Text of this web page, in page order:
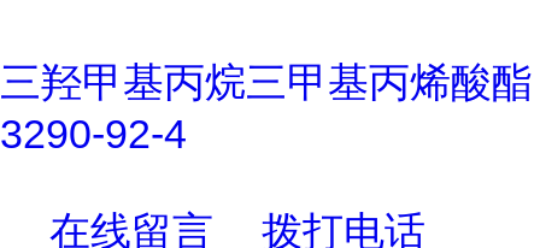
三羟甲基丙烷三甲基丙烯酸酯
3290-92-4
在线留言 拨打电话